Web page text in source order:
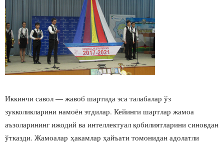
Иккинчи савол — жавоб шартида эса талабалар ўз
зукколикларини намоён этдилар. Кейинги шартлар жамоа
аъзоларининг ижодий ва интеллектуал қобилиятларини синовдан
ўтказди. Жамоалар ҳакамлар ҳайъати томонидан адолатли